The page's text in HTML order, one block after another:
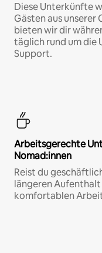
Diese Unterkünfte
Gästen aus
bieten wir dir
täglich rund um die
Support.
Arbeitsgerechte
Nomad:innen
Reist du
längeren Aufenthalt
komfortablen